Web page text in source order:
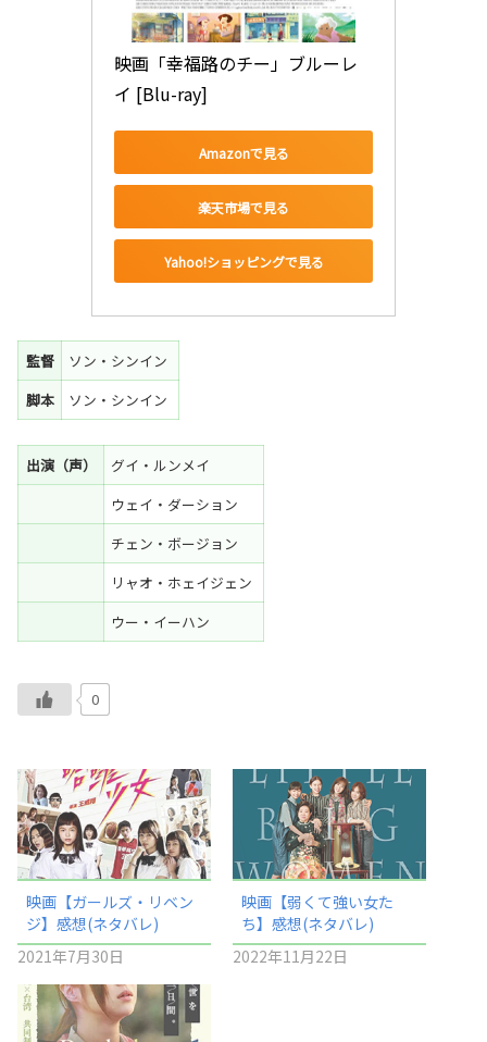
映画「幸福路のチー」ブルーレ
イ [Blu-ray]
Amazonで見る
楽天市場で見る
Yahoo!ショッピングで見る
監督
ソン・シンイン
脚本
ソン・シンイン
出演（声）
グイ・ルンメイ
ウェイ・ダーション
チェン・ボージョン
リャオ・ホェイジェン
ウー・イーハン
0
映画【ガールズ・リベン
ジ】感想(ネタバレ)
2021年7月30日
映画【弱くて強い女た
ち】感想(ネタバレ)
2022年11月22日